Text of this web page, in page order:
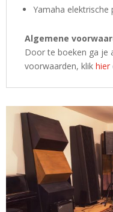
Yamaha elektrische
Algemene
Door te boeken ga je
voorwaarden, klik hier